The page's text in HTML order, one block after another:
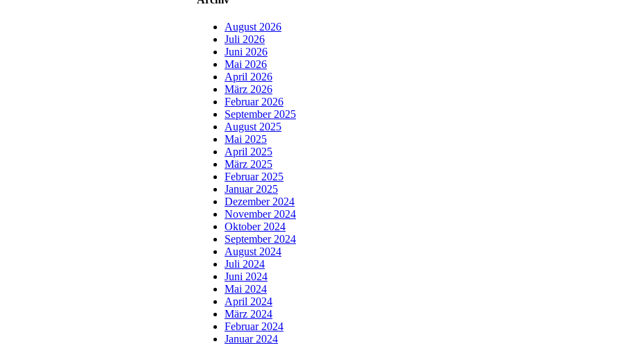
August 2026
Juli 2026
Juni 2026
Mai 2026
April 2026
März 2026
Februar 2026
September 2025
August 2025
Mai 2025
April 2025
März 2025
Februar 2025
Januar 2025
Dezember 2024
November 2024
Oktober 2024
September 2024
August 2024
Juli 2024
Juni 2024
Mai 2024
April 2024
März 2024
Februar 2024
Januar 2024